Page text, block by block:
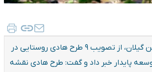
مدیرکل بنیاد مسکن گیلان، از تصویب ۹ طرح هادی روستایی در
پایدار خبر داد و گفت: طرح هادی نقشه